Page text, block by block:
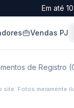
Em até
Vendas PJ
de Registro
site. Fotos meramente